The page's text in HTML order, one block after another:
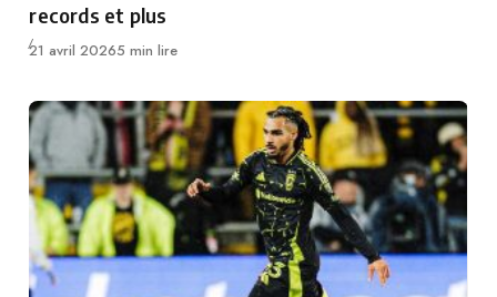
records et plus
Publié
21 avril 20265 min lire